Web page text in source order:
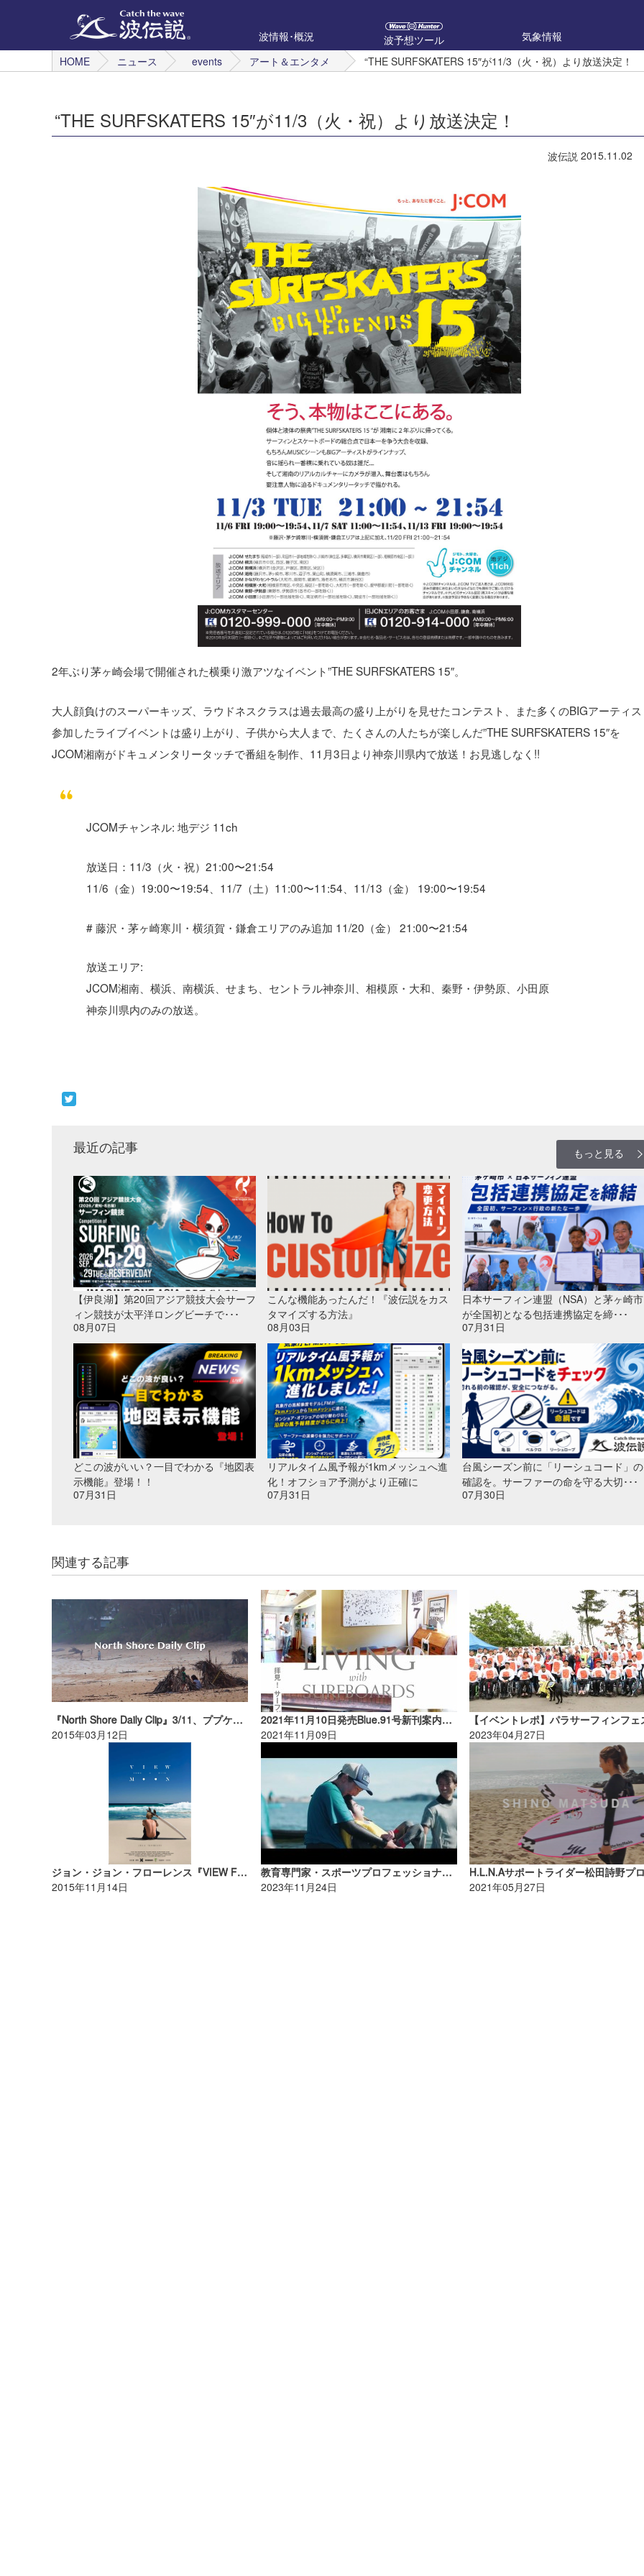
波情報･概況 波予想ツール
気象情報
HOME
ニュース events アート＆エンタメ “THE SURFSKATERS 15″が11/3（火・祝）より放送決定！
“THE SURFSKATERS 15″が11/3（火・祝）より放送決定！
波伝説 2015.11.02
2年ぶり茅ヶ崎会場で開催された横乗り激アツなイベント”THE SURFSKATERS 15″。
大人顔負けのスーパーキッズ、ラウドネスクラスは過去最高の盛り上がりを見せたコンテスト、また多くのBIGアーティ
参加したライブイベントは盛り上がり、子供から大人まで、たくさんの人たちが楽しんだ”THE SURFSKATERS 15″を
JCOM湘南がドキュメンタリータッチで番組を制作、11月3日より神奈川県内で放送！お見逃しなく!!
JCOMチャンネル: 地デジ 11ch
放送日：11/3（火・祝）21:00〜21:54
11/6（金）19:00〜19:54、11/7（土）11:00〜11:54、11/13（金） 19:00〜19:54
# 藤沢・茅ヶ崎寒川・横須賀・鎌倉エリアのみ追加 11/20（金） 21:00〜21:54
放送エリア:
JCOM湘南、横浜、南横浜、せまち、セントラル神奈川、相模原・大和、秦野・伊勢原、小田原
神奈川県内のみの放送。
最近の記事 もっと見る
【伊良湖】第20回アジア競技大会サーフ
ィン競技が太平洋ロングビーチで･･･
08月07日
こんな機能あったんだ！『波伝説をカス
タマイズする方法』
08月03日
日本サーフィン連盟（NSA）と茅ヶ崎市
が全国初となる包括連携協定を締･･･
07月31日
どこの波がいい？一目でわかる『地図表
示機能』登場！！
07月31日
リアルタイム風予報が1kmメッシュへ進
化！オフショア予測がより正確に
07月31日
台風シーズン前に「リーシュコード」の
確認を。サーファーの命を守る大切･･･
07月30日
関連する記事
『North Shore Daily Clip』3/11、ププケアセッション。
2015年03月12日
2021年11月10日発売Blue.91号新刊案内【AD】
2021年11月09日
2023年04月27日
ジョン・ジョン・フローレンス『VIEW FROM A BLUE MOON』が12月1日に世界同時配信！
2015年11月14日
教育専門家・スポーツプロフェッショナルが一堂に会す「ワンデイ・キャンプ」が開催されました
2023年11月24日
2021年05月27日